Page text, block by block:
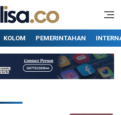
Analisa terpercaya
KOLOM PEMERINTAHAN